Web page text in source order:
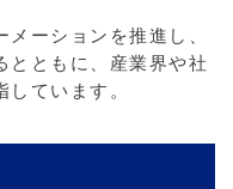
ーションを推進し、
とともに、産業界や社
ています。